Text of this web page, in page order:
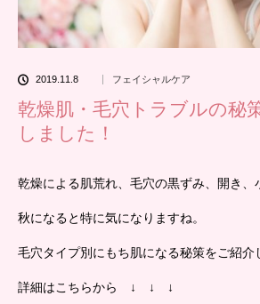
2019.11.8 フェイシャルケア
乾燥肌・毛穴トラブルの秘
しました！
乾燥による肌荒れ、毛穴の黒ずみ、開き、
秋になると特に気になりますね。
毛穴タイプ別にもち肌になる秘策をご紹介
詳細はこちらから ↓ ↓ ↓